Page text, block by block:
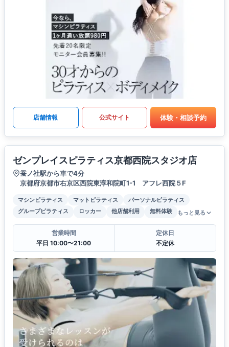
店舗情報 公式サイト 体験・相談予約
ゼンプレイスピラティス京都西院スタジオ店
蚕ノ社駅から車で4分
京都府京都市右京区西院東淳和院町1-1 アフレ西院５F
マシンピラティス マットピラティス
パーソナルピラティス
グループピラティス
ロッカー 他店舗利用 無料体験 もっと見る
営業時間
平日 10:00〜21:00
定休日
不定休